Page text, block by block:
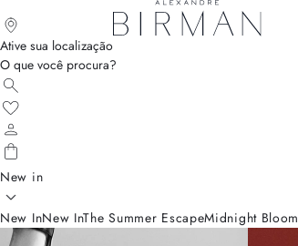
Ative sua localização
O que você procura?
New in
New InNew InThe Summer EscapeMidnight Bloom